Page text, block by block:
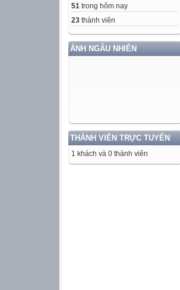
51 trong hôm nay
23 thành viên
ẢNH NGẪU NHIÊN
THÀNH VIÊN TRỰC TUYẾN
1 khách và 0 thành viên